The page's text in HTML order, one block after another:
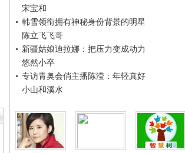
宋宝和
韩雪领衔拥有神秘身份背景的明星
陈立飞飞哥
新疆姑娘迪拉娜：把压力变成动力
悠然小卒
专访青奥会俏主播陈滢：年轻真好
小山和溪水